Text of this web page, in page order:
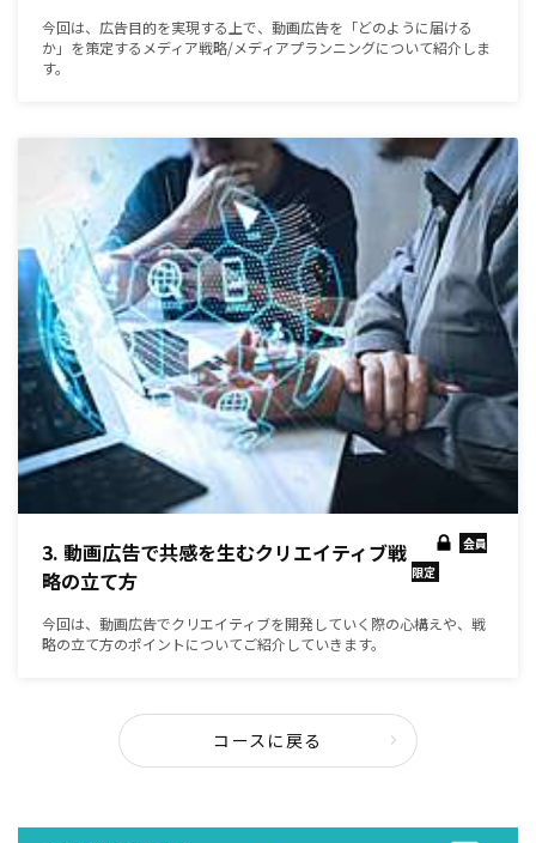
今回は、広告目的を実現する上で、動画広告を「どのように届ける
か」を策定するメディア戦略/メディアプランニングについて紹介しま
す。
3. 動画広告で共感を生むクリエイティブ戦
略の立て方
会員
限定
今回は、動画広告でクリエイティブを開発していく際の心構えや、戦
略の立て方のポイントについてご紹介していきます。
コースに戻る